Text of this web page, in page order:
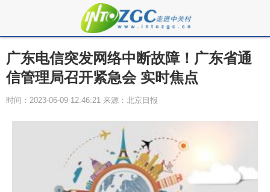
广东电信突发网络中断故障！广东省通
信管理局召开紧急会 实时焦点
时间：2023-06-09 12:46:21 来源：北京日报